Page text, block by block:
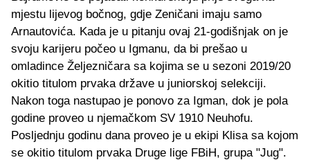
mjestu lijevog bočnog, gdje Zeničani imaju samo
Arnautovića. Kada je u pitanju ovaj 21-godišnjak on je
svoju karijeru počeo u Igmanu, da bi prešao u
omladince Željezničara sa kojima se u sezoni 2019/20
okitio titulom prvaka države u juniorskoj selekciji.
Nakon toga nastupao je ponovo za Igman, dok je pola
godine proveo u njemačkom SV 1910 Neuhofu.
Posljednju godinu dana proveo je u ekipi Klisa sa kojom
se okitio titulom prvaka Druge lige FBiH, grupa "Jug".